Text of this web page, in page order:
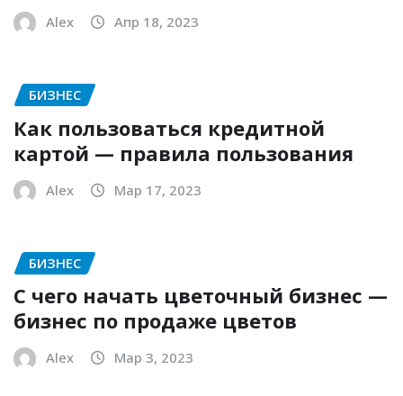
Alex Апр 18, 2023
БИЗНЕС
Как пользоваться кредитной
картой — правила пользования
Alex Мар 17, 2023
БИЗНЕС
С чего начать цветочный бизнес —
бизнес по продаже цветов
Alex Мар 3, 2023